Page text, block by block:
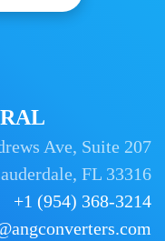
Ave, Suite 207
FL 33316
+1 (954) 368-3214